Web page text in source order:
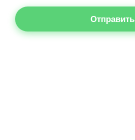
Отправить